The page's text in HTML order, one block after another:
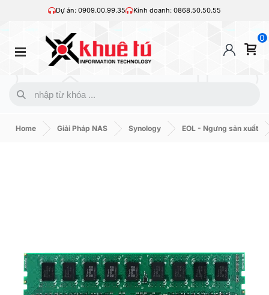
Dự án: 0909.00.99.35 Kinh doanh: 0868.50.50.55
0
Home Giải Pháp NAS Synology EOL - Ngưng sản xuất